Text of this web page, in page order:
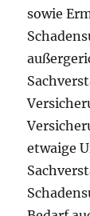
sowie
etwaige